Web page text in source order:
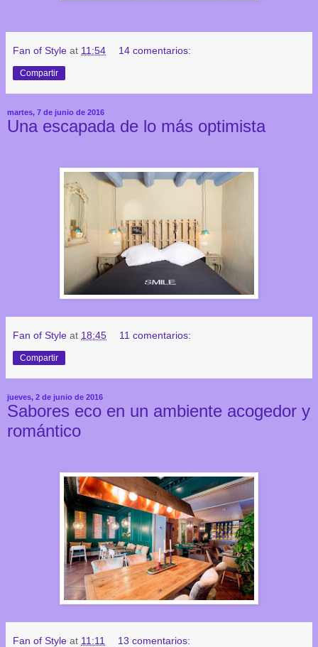
Fan of Style at 11:54 14 comentarios:
Compartir
martes, 7 de junio de 2016
Una escapada de lo más optimista
Fan of Style at 18:45 11 comentarios:
Compartir
jueves, 2 de junio de 2016
Sabores eco en un ambiente acogedor y
romántico
Fan of Style at 11:11 13 comentarios: